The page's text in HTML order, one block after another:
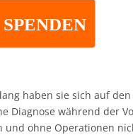
SPENDEN
haben sie sich auf
Diagnose während der
ohne Operationen